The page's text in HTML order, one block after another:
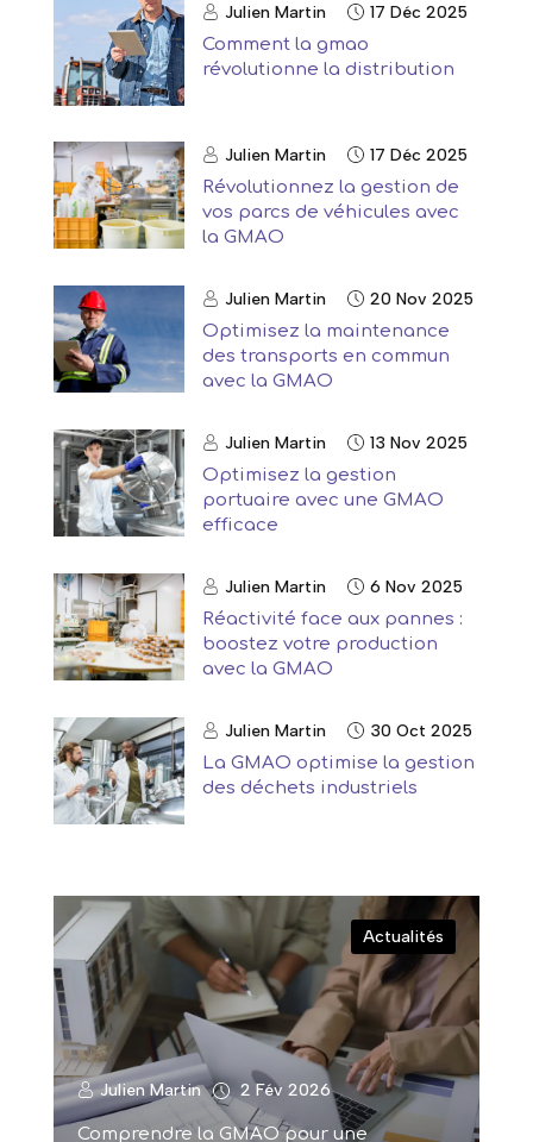
Julien Martin
17 Déc 2025
Comment la gmao
révolutionne la distribution
Julien Martin
17 Déc 2025
Révolutionnez la gestion de
vos parcs de véhicules avec
la GMAO
Julien Martin
20 Nov 2025
Optimisez la maintenance
des transports en commun
avec la GMAO
Julien Martin
13 Nov 2025
Optimisez la gestion
portuaire avec une GMAO
efficace
Julien Martin
6 Nov 2025
Réactivité face aux pannes :
boostez votre production
avec la GMAO
Julien Martin
30 Oct 2025
La GMAO optimise la gestion
des déchets industriels
Actualités
Julien Martin 2 Fév 2026
Comprendre la GMAO pour une